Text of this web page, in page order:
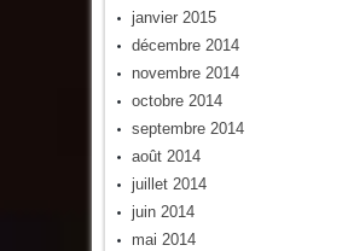
janvier 2015
décembre 2014
novembre 2014
octobre 2014
septembre 2014
août 2014
juillet 2014
juin 2014
mai 2014